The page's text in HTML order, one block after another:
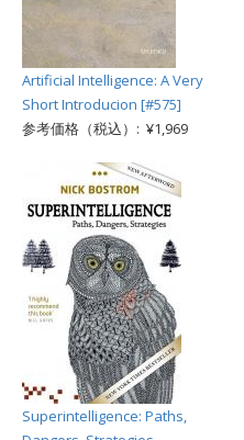
Artificial Intelligence: A Very
Short Introducion [#575]
参考価格（税込）: ¥1,969
Superintelligence: Paths,